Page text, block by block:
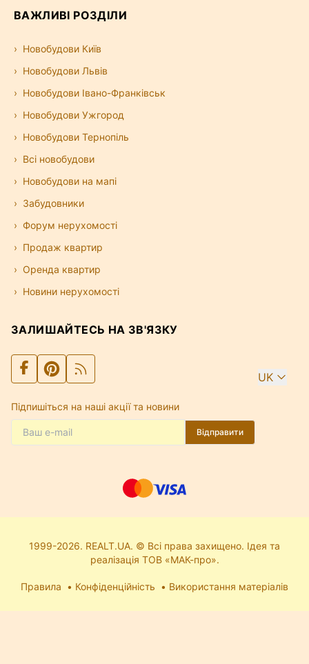
ВАЖЛИВІ РОЗДІЛИ
Новобудови Київ
Новобудови Львів
Новобудови Івано-Франківськ
Новобудови Ужгород
Новобудови Тернопіль
Всі новобудови
Новобудови на мапі
Забудовники
Форум нерухомості
Продаж квартир
Оренда квартир
Новини нерухомості
ЗАЛИШАЙТЕСЬ НА ЗВ'ЯЗКУ
UK
Підпишіться на наші акції та новини
Відправити
1999-2026. REALT.UA. © Всі права захищено. Ідея та
реалізація ТОВ «МАК-про».
Правила Конфіденційність Використання матеріалів